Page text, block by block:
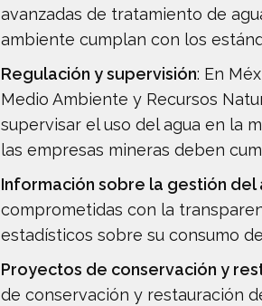
avanzadas de tratamiento de
ambiente cumplan con los
Regulación y supervisión: En
Medio Ambiente y Recursos
supervisar el uso del agua en la
las empresas mineras deben
Información sobre la gestión del
comprometidas con la
estadísticos sobre su consumo
Proyectos de conservación y
de conservación y restauración